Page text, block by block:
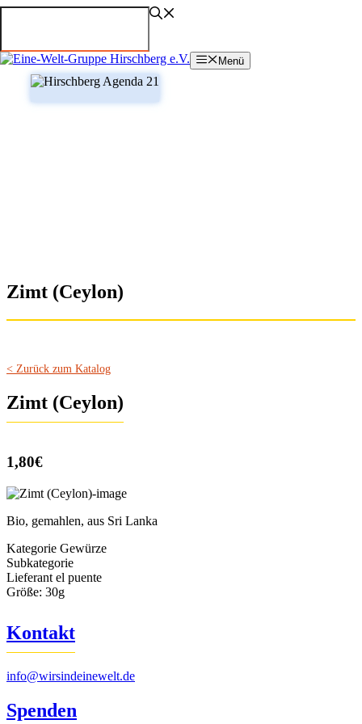
Zum
Menü
Zimt (Ceylon)
< Zurück zum Katalog
Zimt (Ceylon)
1,80€
Bio, gemahlen, aus Sri Lanka
Kategorie Gewürze
Subkategorie
Lieferant el puente
Größe: 30g
Kontakt
info@wirsindeinewelt.de
Spenden